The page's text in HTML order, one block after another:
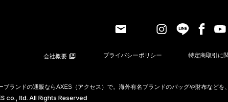
会社概要 プライバシーポリシー 特定商取引に
ブランドの通販ならAXES（アクセス）で。海外有名ブランドのバッグや財布などを
co., ltd. All Rights Reserved